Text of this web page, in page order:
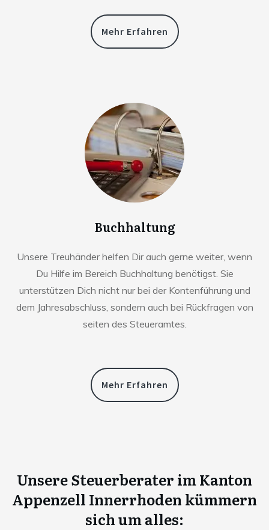
Mehr Erfahren
Buchhaltung
Unsere Treuhänder helfen Dir auch gerne weiter, wenn
Du Hilfe im Bereich Buchhaltung benötigst. Sie
unterstützen Dich nicht nur bei der Kontenführung und
dem Jahresabschluss, sondern auch bei Rückfragen von
seiten des Steueramtes.
Mehr Erfahren
Unsere Steuerberater im Kanton
Appenzell Innerrhoden kümmern
sich um alles: